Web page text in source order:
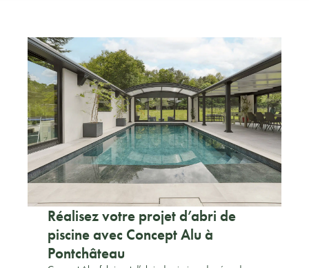
Réalisez votre projet d’abri de
piscine avec Concept Alu à
Pontchâteau